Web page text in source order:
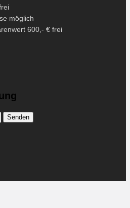
möglich
600,- € frei